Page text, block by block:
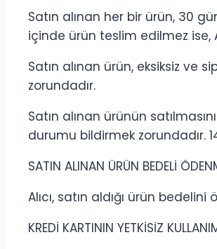
Satın alınan her bir ürün, 30
içinde ürün teslim edilmez ise,
Satın alınan ürün, eksiksiz
zorundadır.
Satın alınan ürünün
durumu bildirmek zorundadır.
SATIN ALINAN ÜRÜN BEDELİ
Alıcı, satın aldığı ürün
KREDİ KARTININ YETKİSİZ